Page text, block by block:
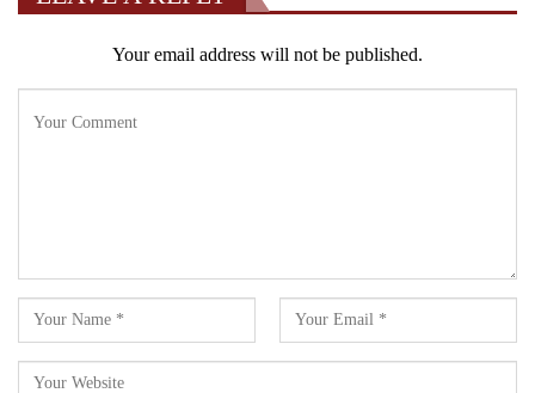
Your email address will not be published.